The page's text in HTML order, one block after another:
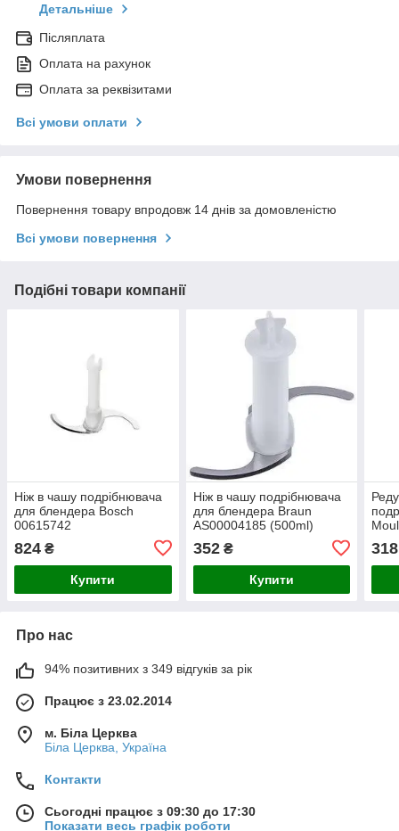
Детальніше
Післяплата
Оплата на рахунок
Оплата за реквізитами
Всі умови оплати
Умови повернення
Повернення товару впродовж 14 днів за домовленістю
Всі умови повернення
Подібні товари компанії
Ніж в чашу подрібнювача
для блендера Bosch
00615742
824 ₴
Купити
Ніж в чашу подрібнювача
для блендера Braun
AS00004185 (500ml)
352₴
Купити
318
Про нас
94% позитивних з 349 відгуків за рік
Працює з 23.02.2014
м. Біла Церква
Біла Церква, Україна
Контакти
Сьогодні працює з 09:30 до 17:30
Показати весь графік роботи